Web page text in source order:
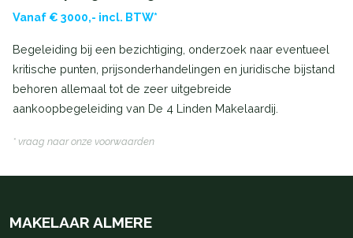
Vanaf € 3000,- incl. BTW*
Begeleiding bij een bezichtiging, onderzoek naar eventueel
kritische punten, prijsonderhandelingen en juridische bijstand
behoren allemaal tot de zeer uitgebreide
aankoopbegeleiding van De 4 Linden Makelaardij.
* vraag naar onze voorwaarden
MAKELAAR ALMERE